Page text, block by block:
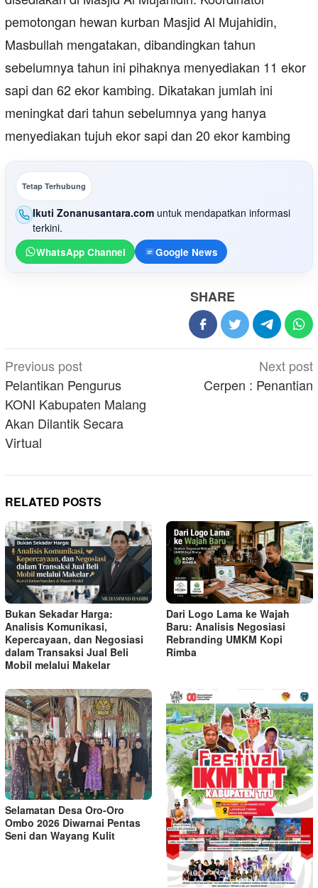
pemotongan hewan kurban Masjid Al Mujahidin,
Masbullah mengatakan, dibandingkan tahun
sebelumnya tahun ini pihaknya menyediakan 11 ekor
sapi dan 62 ekor kambing. Dikatakan jumlah ini
meningkat dari tahun sebelumnya yang hanya
menyediakan tujuh ekor sapi dan 20 ekor kambing
Tetap Terhubung
Ikuti Zonanusantara.com untuk mendapatkan informasi
terkini.
WhatsApp Channel Google News
SHARE
Post
navigation
Previous post
Pelantikan Pengurus
KONI Kabupaten Malang
Akan Dilantik Secara
Virtual
Next post
Cerpen : Penantian
RELATED POSTS
Bukan Sekadar Harga:
Analisis Komunikasi,
Kepercayaan, dan Negosiasi
dalam Transaksi Jual Beli
Mobil melalui Makelar
Dari Logo Lama ke Wajah
Baru: Analisis Negosiasi
Rebranding UMKM Kopi
Rimba
Selamatan Desa Oro-Oro
Ombo 2026 Diwarnai Pentas
Seni dan Wayang Kulit